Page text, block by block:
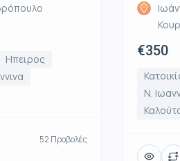
Ηπειρος
52 Προβολές
€350
Ν.